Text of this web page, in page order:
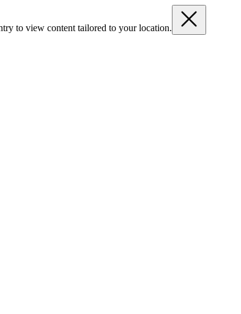
to view content tailored to your location.